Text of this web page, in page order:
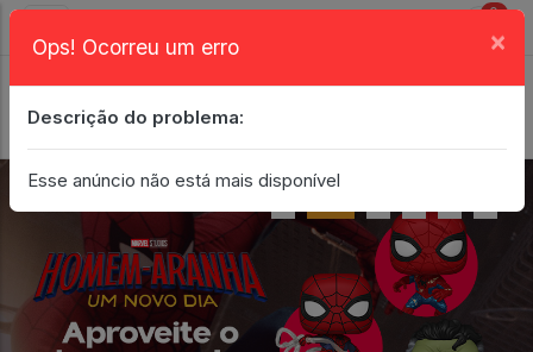
0
Ops! Ocorreu um erro ×
Descrição do problema:
Esse anúncio não está mais disponível